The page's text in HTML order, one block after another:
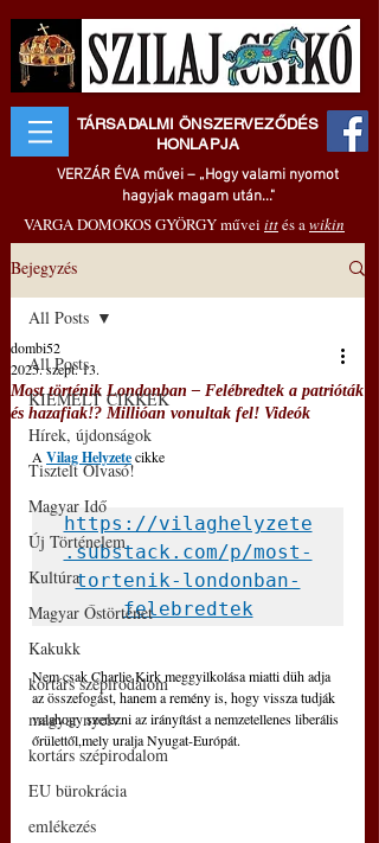
TÁRSADALMI ÖNSZERVEZŐDÉS
HONLAPJA
VERZÁR ÉVA művei – „Hogy valami nyomot
hagyjak magam után..."
VARGA DOMOKOS GYÖRGY művei ittés awikin
Bejegyzés
All Posts
KIEMELT CIKKEK
Hírek, újdonságok
Tisztelt Olvasó!
Magyar Idő
Új Történelem
Kultúra
Magyar Őstörténet
Kakukk
kortárs szépirodalom
magyar nyelv
kortárs szépirodalom
EU bürokrácia
emlékezés
All Posts
Most történik Londonban ‒ Felébredtek a patrióták
és hazafiak!? Millióan vonultak fel! Videók
dombi52
2025. szept. 13.
A Vilag Helyzetecikke
https://vilaghelyzete
.substack.com/p/most-
tortenik-londonban-
felebredtek
Nem csak Charlie Kirk meggyilkolása miatti düh adja
az összefogást, hanem a remény is, hogy vissza tudják
valahogy szerezni az irányítást a nemzetellenes liberális
őrülettől,mely uralja Nyugat-Európát.